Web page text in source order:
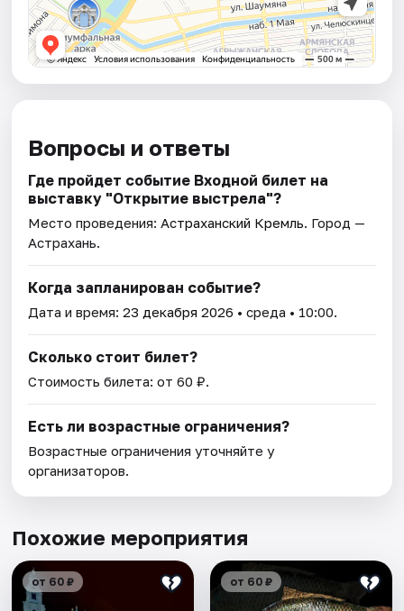
Вопросы и ответы
Где пройдет событие Входной билет на
выставку "Открытие выстрела"?
Место проведения:Астраханский Кремль. Город —
Астрахань.
Когда запланирован событие?
Дата и время:23 декабря 2026 • среда • 10:00.
Сколько стоит билет?
Стоимость билета: от 60 ₽.
Есть ли возрастные ограничения?
Возрастные ограничения уточняйте у
организаторов.
Похожие мероприятия
от 60 ₽ от 60 ₽